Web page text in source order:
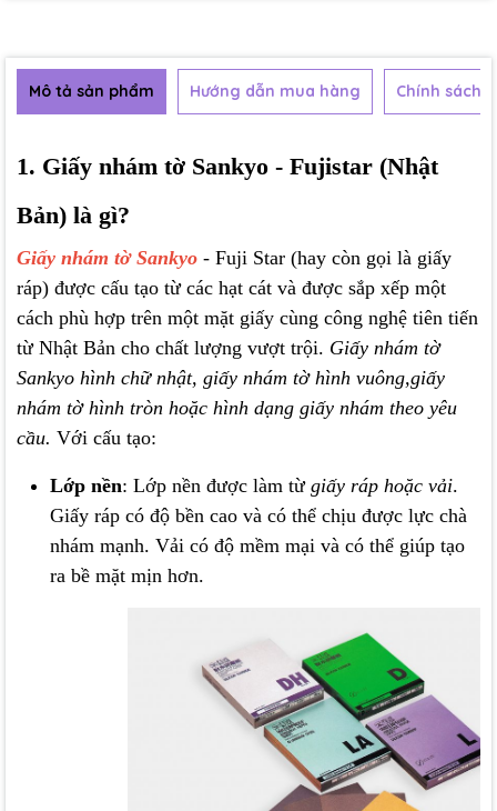
Mô tả sản phẩm Hướng dẫn mua hàng Chính sách
1. Giấy nhám tờ Sankyo - Fujistar (Nhật
Bản) là gì?
Giấy nhám tờ Sankyo - Fuji Star (hay còn gọi là giấy
ráp) được cấu tạo từ các hạt cát và được sắp xếp một
cách phù hợp trên một mặt giấy cùng công nghệ tiên tiến
từ Nhật Bản cho chất lượng vượt trội. Giấy nhám tờ
Sankyo hình chữ nhật, giấy nhám tờ hình vuông,giấy
nhám tờ hình tròn hoặc hình dạng giấy nhám theo yêu
cầu. Với cấu tạo:
Lớp nền: Lớp nền được làm từ giấy ráp hoặc vải.
Giấy ráp có độ bền cao và có thể chịu được lực chà
nhám mạnh. Vải có độ mềm mại và có thể giúp tạo
ra bề mặt mịn hơn.